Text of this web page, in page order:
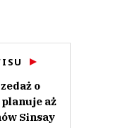
on the site
coś sie ruszy w naszej
o
aż
Sinsay